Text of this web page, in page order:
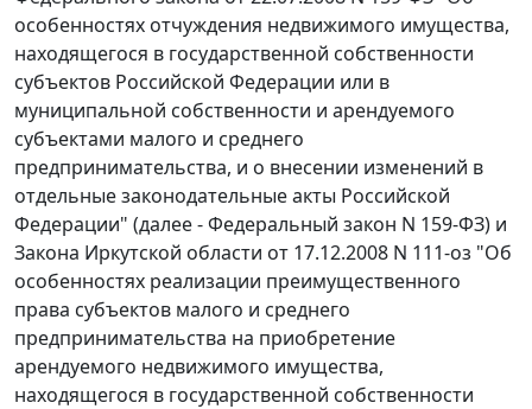
особенностях отчуждения недвижимого имущества,
находящегося в государственной собственности
субъектов Российской Федерации или в
муниципальной собственности и арендуемого
субъектами малого и среднего
предпринимательства, и о внесении изменений в
отдельные законодательные акты Российской
Федерации" (далее -Федеральный закон N 159-ФЗ) и
Закона Иркутской области от 17.12.2008 N 111-оз "Об
особенностях реализации преимущественного
права субъектов малого и среднего
предпринимательства на приобретение
арендуемого недвижимого имущества,
находящегося в государственной собственности